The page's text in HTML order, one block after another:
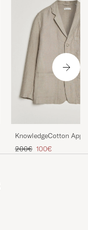
KnowledgeCotton
Blazer Twill
Regulärer Preis
200€ Reduzierter Preis
100€